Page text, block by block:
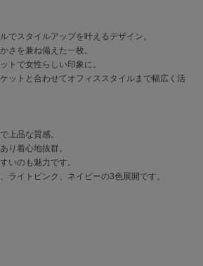
でスタイルアップを叶えるデザイン。
さを兼ね備えた一枚。
トで女性らしい印象に。
ットと合わせてオフィススタイルまで幅広く活
上品な質感。
り着心地抜群。
いのも魅力です。
ライトピンク、ネイビーの3色展開です。